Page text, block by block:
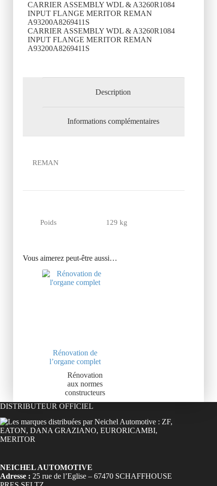
CARRIER ASSEMBLY WDL & A3260R1084
INPUT FLANGE MERITOR REMAN
A93200A8269411S
CARRIER ASSEMBLY WDL & A3260R1084
INPUT FLANGE MERITOR REMAN
A93200A8269411S
Description
Informations complémentaires
REMAN
Poids 129 kg
Vous aimerez peut-être aussi…
Rénovation de
l’organe complet
Rénovation
aux normes
constructeurs
DISTRIBUTEUR OFFICIEL
NEICHEL AUTOMOTIVE
Adresse : 25 rue de l’Eglise – 67470 SCHAFFHOUSE